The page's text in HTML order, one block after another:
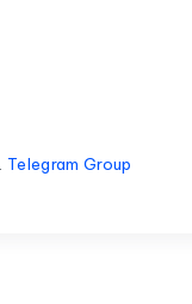
Telegram Group